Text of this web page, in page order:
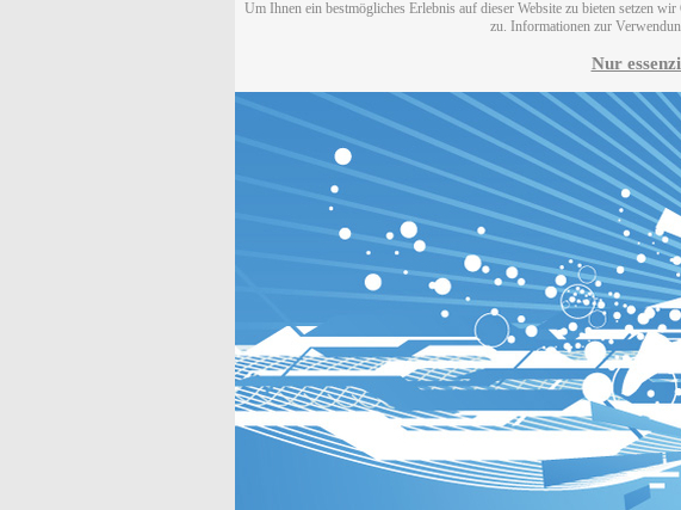
Um Ihnen ein bestmögliches Erlebnis auf dieser Website zu bieten setzen
zu. Informationen zur
Nur